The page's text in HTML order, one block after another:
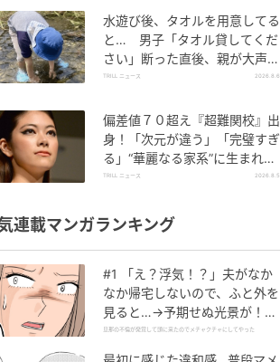
水遊び後、タオルを用意してる
と… 男子「タオル貸してくだ
さい」断った直後、親が大声で
放った一言に絶句
TRILL ニュース 2026.8.6
偏差値７０超え『超難関校』出
身！「次元が違う」「完璧すぎ
る」“華麗なる家系”に生まれた
【規格外の逸材】
TRILL ニュース 2026.8.5
連載マンガランキング
#1 「え？浮気！？」夫がなか
なか帰宅しないので、ふと外を
見ると…→予期せぬ光景が！｜
旦那の不倫が発覚して頭に来た
旦那の不倫が発覚して頭に来たのでメチャクチャにしてやった